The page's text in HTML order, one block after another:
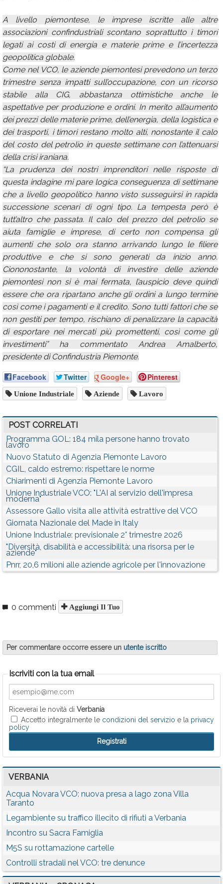
A livello piemontese, le imprese iscritte alle altre
associazioni confindustriali scontano soprattutto i timori
legati ai costi di energia e materie prime e l’incertezza
geopolitica globale.
Come nel VCO, le aziende piemontesi prevedono un terzo
trimestre senza impatti sull’occupazione, con un ricorso
stabile alla CIG, abbastanza ottimistiche anche le
aspettative per produzione e ordini. In merito all’aumento
dei prezzi delle materie prime, dell’energia, della logistica e
dei trasporti, i timori restano molto alti, nonostante il calo
del costo del petrolio in queste settimane con l’attenuarsi
della crisi iraniana.
“La prudenza dei nostri imprenditori nelle risposte di
questa indagine mi pare logica conseguenza di settimane
che a livello geopolitico hanno visto susseguirsi in rapida
successione scenari di ogni tipo. La tempesta però è
tutt’altro che passata. Il calo del prezzo del petrolio se
aiuta famiglie e imprese, di certo non compensa gli
aumenti che solo ora stanno arrivando lungo le filiere
produttive e che si sono generati da inizio anno.
Ciononostante, la volontà di investire delle aziende
piemontesi non si è mai fermata, l’auspicio deve quindi
essere che ora ripartano anche gli ordini a lungo termine
così come i pagamenti e il credito. Sono tutti fattori che se
non gestiti per tempo, rischiano di penalizzare la capacità
di esportare nei mercati più promettenti, così come gli
investimenti” ha commentato Andrea Amalberto,
presidente di Confindustria Piemonte.
Facebook Twitter Google+ Pinterest
Unione Industriale Aziende Lavoro
POST CORRELATI
Programma GOL: 184 mila persone hanno trovato
lavoro
Nuovo Statuto di Agenzia Piemonte Lavoro
CGIL, caldo estremo: rispettare le norme
Chiarimenti di Agenzia Piemonte Lavoro
Unione Industriale VCO: "L'AI al servizio dell'impresa
moderna"
Assessore Gallo visita alle attività estrattive del VCO
Giornata Nazionale del Made in Italy
Unione Industriale: previsionale 2° trimestre 2026
"Diversità, disabilità e accessibilità: una risorsa per le
aziende"
Pnrr, 20,6 milioni alle aziende agricole per l'innovazione
0 commenti Aggiungi Il Tuo
Per commentare occorre essere un utente iscritto
Iscriviti con la tua email
Riceverai le novità di Verbania
Accetto integralmente le condizioni del servizio e la privacy
policy
VERBANIA
Acqua Novara VCO: nuova presa a lago zona Villa
Taranto
Legambiente su traffico illecito di rifiuti a Verbania
Incontro su Sacra Famiglia
M5S su rottamazione cartelle
Controlli stradali nel VCO: tre denunce